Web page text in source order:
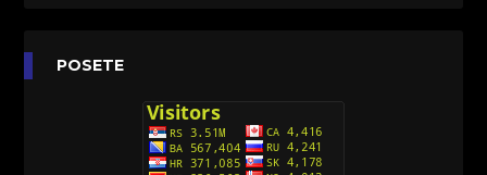
Anatane: Saving the Children of Okura
Avanture Kida Opasnost (Sinhronizovano na
POSETE